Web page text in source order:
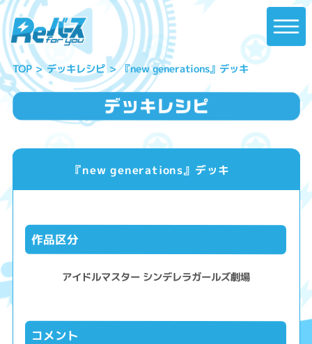
TOP デッキレシピ 『new generations』デッキ
『new generations』デッキ
作品区分
アイドルマスター シンデレラガールズ劇場
コメント